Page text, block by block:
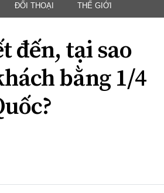
KINH TẾ
Tài chính - Ngân
hàng
Kinh tế vĩ mô
nghiệp
ĐỐI THOẠI THẾ GIỚI
đến, tại sao
bằng 1/4